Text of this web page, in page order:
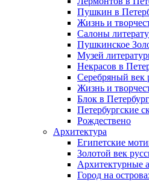
Пушкин в
Жизнь и
Салоны
Пушкинское
Музей
Некрасов в
Серебряный век
Жизнь и
Блок в
Петербургские
Рождествено
Архитектура
Египетские
Золотой век
Архитектурные
Город на